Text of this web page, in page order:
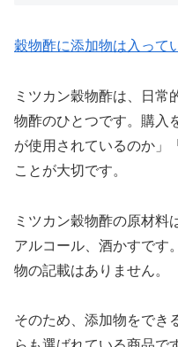
穀物酢に添加物は入って
ミツカン穀物酢は、日常
物酢のひとつです。購入
が使用されているのか」
ことが大切です。
ミツカン穀物酢の原材料
アルコール、酒かすです
物の記載はありません。
そのため、添加物をでき